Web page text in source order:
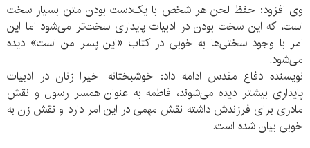
وی افزود: حفظ لحن هر شخص با یک‌دست بودن متن بسیار سخت
است، که این سخت بودن در ادبیات پایداری سخت‌تر می‌شود اما این
امر با وجود سختی‌ها به خوبی در کتاب «این پسر من است» دیده
می‌شود.
نویسنده دفاع مقدس ادامه داد: خوشبختانه اخیرا زنان در ادبیات
پایداری بیشتر دیده می‌شوند، فاطمه به عنوان همسر رسول و نقش
مادری برای فرزندش داشته نقش مهمی در این امر دارد و نقش زن به
خوبی بیان شده است.